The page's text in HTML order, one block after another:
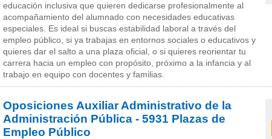
educación inclusiva que quieren dedicarse profesionalmente al
acompañamiento del alumnado con necesidades educativas
especiales. Es ideal si buscas estabilidad laboral a través del
empleo público, si ya trabajas en entornos sociales o educativos y
quieres dar el salto a una plaza oficial, o si quieres reorientar tu
carrera hacia un empleo con propósito, próximo a la infancia y al
trabajo en equipo con docentes y familias.
Oposiciones Auxiliar Administrativo de la
Administración Pública - 5931 Plazas de
Empleo Público